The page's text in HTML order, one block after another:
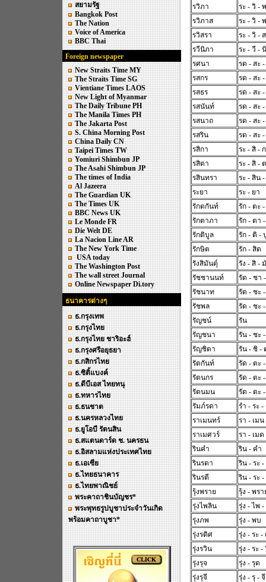
สยามรัฐ
Bangkok Post
The Nation
Voice of America
BBC Thai
Foreign newspaper
New Straits Time MY
The Straits Time SG
Vientiane Times LAOS
New Light of Myanmar
The Daily Tribune PH
The Manila Times PH
The Jakarta Post
S. China Morning Post
China Daily CN
Taipei Times TW
Yomiuri Shimbun JP
The Asahi Shimbun JP
The times of India
Al Jazeera
The Guardian UK
The Times UK
BBC News UK
Le Monde FR
Die Welt DE
La Nacion Line AR
The New York Time
USA today
The Washington Post
The wall street Journal
Online Newspaper Di.tory
ธนาคารต่างๆ
ธ.กรุงเทพ
ธ.กรุงไทย
ธ.กรุงไทย ชาริอะฮ์
ธ.กรุงศรีอยุธยา
ธ.กสิกรไทย
ธ.ซิติ้แบงค์
ธ.ดีบีเอส ไทยทนุ
ธ.ทหารไทย
ธ.ธนชาต
ธ.นครหลวงไทย
ธ.ยูโอบี รัตนสิน
ธ.สแตนดาร์ด ช. นครธน
ธ.อิสลามแห่งประเทศไทย
ธ.เอเซีย
ธ.ไทยธนาคาร
ธ.ไทยพาณิชย์
พระคาถาชินบัญชร*
พระพุทธรูปบูชาประจำวันเกิด
พร้อมคาถาบูชา*
รวิภา
ระ - วิ -
รวิภาส
ระ - วิ -
รวิสรา
ระ - วิ -
รวีนิภา
ระ - วี -
รศนา
รด - สะ
รสกร
รด - สะ
รสธร
รด - สะ
รสนันท์
รด - สะ
รสนาถ
รด - สะ
รสริน
รด - สะ
รสิกา
ระ - สิ -
รสิตา
ระ - สิ -
รสินทรา
ระ - สิน
ระยา
ระ - ยา
รักตกันท์
รัก - ตะ
รักตาภา
รัก - ตา
รักติบูล
รัก - ติ -
รักษิต
รัก - สิด
รังสิมันตุ์
รัง - สิ -
รัชชานนท์
รัด - ชา
รัชนาท
รัด - ชะ
รัชพล
รัด - ชะ
รัญชน์
รัน
รัญชนา
รัน - ชะ
รัญชิดา
รัน - ชิ -
รัตกันท์
รัด - ตะ
รัตนกร
รัด - ตะ
รัตนมน
รัด - ตะ
รัมภ์รดา
รำ - ระ -
ราเมนทร์
รา - เมน
ราเมศวร์
รา - เมด
รินคำ
ริน - คำ
รินรดา
ริน - ระ
รินรตี
ริน - ระ
รุ้งพราย
รุ้ง - พรา
รุ่งไพลิน
รุ่ง - ไพ
รุ่งภพ
รุ่ง - พบ
รุ่งรดิศ
รุ่ง - ระ -
รุ่งรวิน
รุ่ง - ระ -
รุ่งรุจ
รุ่ง - รุด
รุ่งรุจี
รุ่ง - รุ - จี